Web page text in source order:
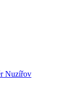
Nuzířov